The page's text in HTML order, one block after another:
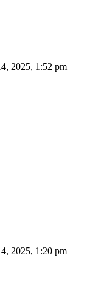
2025, 1:52 pm
2025, 1:20 pm